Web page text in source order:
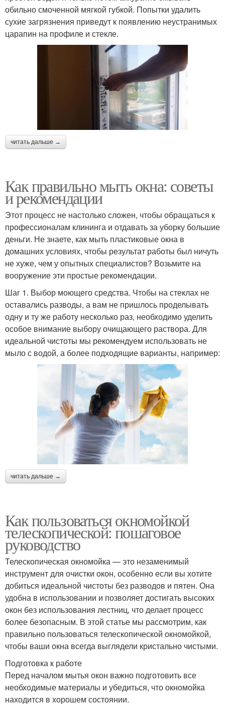
обильно смоченной мягкой губкой. Попытки удалить
сухие загрязнения приведут к появлению неустранимых
царапин на профиле и стекле.
читать дальше →
Как правильно мыть окна: советы
и рекомендации
Этот процесс не настолько сложен, чтобы обращаться к
профессионалам клининга и отдавать за уборку большие
деньги. Не знаете, как мыть пластиковые окна в
домашних условиях, чтобы результат работы был ничуть
не хуже, чем у опытных специалистов? Возьмите на
вооружение эти простые рекомендации.
Шаг 1. Выбор моющего средства. Чтобы на стеклах не
оставались разводы, а вам не пришлось проделывать
одну и ту же работу несколько раз, необходимо уделить
особое внимание выбору очищающего раствора. Для
идеальной чистоты мы рекомендуем использовать не
мыло с водой, а более подходящие варианты, например:
читать дальше →
Как пользоваться окномойкой
телескопической: пошаговое
руководство
Телескопическая окномойка — это незаменимый
инструмент для очистки окон, особенно если вы хотите
добиться идеальной чистоты без разводов и пятен. Она
удобна в использовании и позволяет достигать высоких
окон без использования лестниц, что делает процесс
более безопасным. В этой статье мы рассмотрим, как
правильно пользоваться телескопической окномойкой,
чтобы ваши окна всегда выглядели кристально чистыми.
Подготовка к работе
Перед началом мытья окон важно подготовить все
необходимые материалы и убедиться, что окномойка
находится в хорошем состоянии.